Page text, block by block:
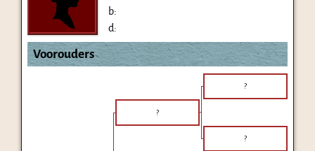
b:
d:
Voorouders
?
?
?